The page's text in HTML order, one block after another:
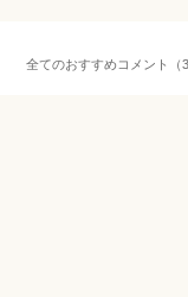
全てのおすすめコメント（3